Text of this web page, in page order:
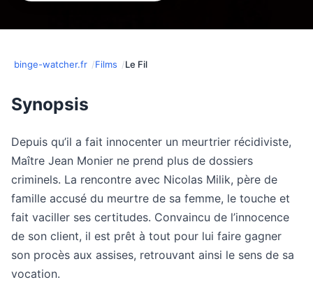
binge-watcher.fr Films Le Fil
Synopsis
Depuis qu’il a fait innocenter un meurtrier récidiviste,
Maître Jean Monier ne prend plus de dossiers
criminels. La rencontre avec Nicolas Milik, père de
famille accusé du meurtre de sa femme, le touche et
fait vaciller ses certitudes. Convaincu de l’innocence
de son client, il est prêt à tout pour lui faire gagner
son procès aux assises, retrouvant ainsi le sens de sa
vocation.